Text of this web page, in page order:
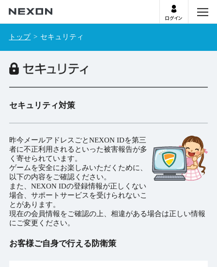
ログイン
トップ セキュリティ
セキュリティ対策
昨今メールアドレスごとNEXON IDを第三
者に不正利用されるといった被害報告が多
く寄せられています。
ゲームを安全にお楽しみいただくために、
以下の内容をご確認ください。
また、NEXON IDの登録情報が正しくない
場合、サポートサービスを受けられないこ
とがあります。
現在の会員情報をご確認の上、相違がある場合は正しい情報
にご変更ください。
お客様ご自身で行える防衛策